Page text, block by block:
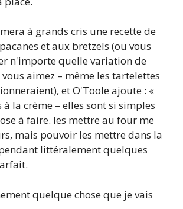
à grands cris une recette de
et aux bretzels (ou vous
n'importe quelle variation de
aimez – même les tartelettes
et O'Toole ajoute : «
à la crème – elles sont si simples
à faire. les mettre au four me
mais pouvoir les mettre dans la
littéralement quelques
quelque chose que je vais